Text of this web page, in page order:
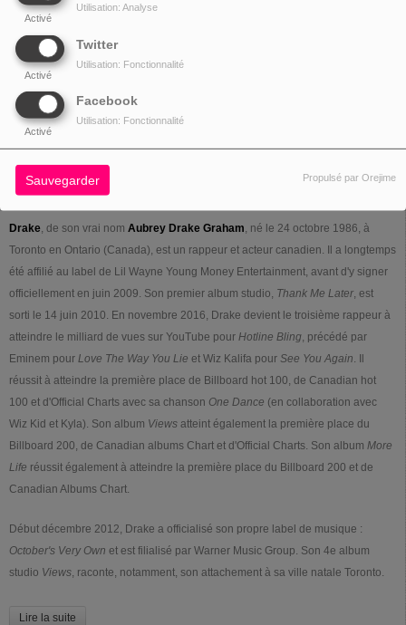
Activé
Utilisation: Analyse
Twitter
Activé
Utilisation: Fonctionnalité
Facebook
Activé
Utilisation: Fonctionnalité
Sauvegarder Propulsé par Orejime
Surnom
Date de
naissance
24 octobre 1986(30 ans)Toronto, Canada
Activité Rappeur, chanteur, acteur, musicien
Site officiel drakeofficial.com
Drake, de son vrai nom Aubrey Drake Graham, né le 24 octobre 1986, à
Toronto en Ontario (Canada), est un rappeur et acteur canadien. Il a longtemps
été affilié au label de Lil Wayne Young Money Entertainment, avant d'y signer
officiellement en juin 2009. Son premier album studio, Thank Me Later, est
sorti le 14 juin 2010. En novembre 2016, Drake devient le troisième rappeur à
atteindre le milliard de vues sur YouTube pour Hotline Bling, précédé par
Eminem pour Love The Way You Lie et Wiz Kalifa pour See You Again. Il
réussit à atteindre la première place de Billboard hot 100, de Canadian hot
100 et d'Official Charts avec sa chanson One Dance (en collaboration avec
Wiz Kid et Kyla). Son album Views atteint également la première place du
Billboard 200, de Canadian albums Chart et d'Official Charts. Son album More
Life réussit également à atteindre la première place du Billboard 200 et de
Canadian Albums Chart.
Début décembre 2012, Drake a officialisé son propre label de musique :
October's Very Own et est filialisé par Warner Music Group. Son 4e album
studio Views, raconte, notamment, son attachement à sa ville natale Toronto.
Lire la suite